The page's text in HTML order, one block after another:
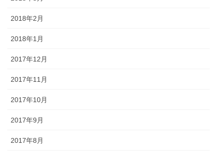
2018年2月
2018年1月
2017年12月
2017年11月
2017年10月
2017年9月
2017年8月